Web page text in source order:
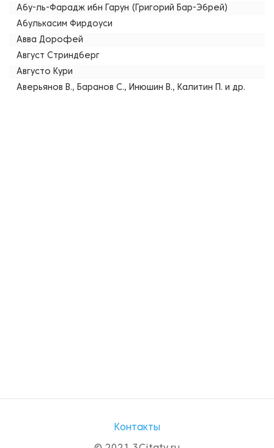
Абу-ль-Фарадж ибн Гарун (Григорий Бар-Эбрей)
Абулькасим Фирдоуси
Авва Дорофей
Август Стриндберг
Августо Кури
Аверьянов В., Баранов С., Инюшин В., Калитин П. и др.
Контакты